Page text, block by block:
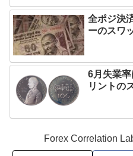
全ポジ決
ーのスワ
6月失業
リントの
Forex Correlation